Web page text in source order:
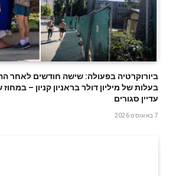
ביורוקרטיה בפעולה: שישה חודשים לאחר
בעלות של מיליון דולר בראניון קניון –
עדיין סגורים
7 באוגוסט 2026